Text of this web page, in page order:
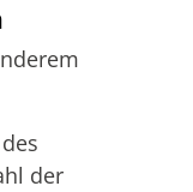
der